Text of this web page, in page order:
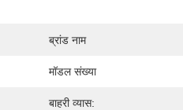
ब्रांड नाम
मॉडल संख्या
बाहरी व्यास: